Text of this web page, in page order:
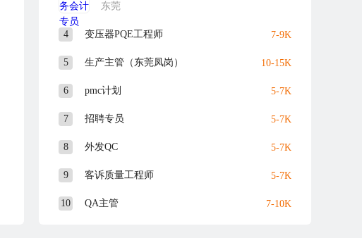
东莞
4 变压器PQE工程师 7-9K
5 生产主管（东莞凤岗） 10-15K
6 pmc计划 5-7K
7 招聘专员 5-7K
8 外发QC 5-7K
9 客诉质量工程师 5-7K
10 QA主管 7-10K